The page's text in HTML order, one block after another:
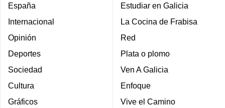
España
Internacional
Opinión
Deportes
Sociedad
Cultura
Gráficos
Estudiar en Galicia
La Cocina de Frabisa
Red
Plata o plomo
Ven A Galicia
Enfoque
Vive el Camino